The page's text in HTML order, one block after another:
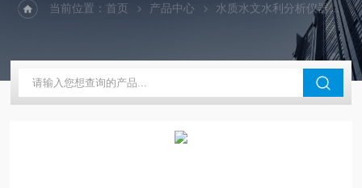
当前位置：首页 产品中心 水质水文水利分析仪器